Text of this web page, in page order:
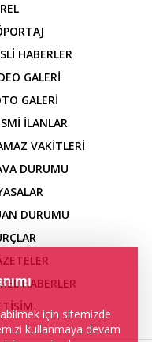
HABERLER
GALERİ
GALERİ
İLANLAR
VAKİTLERİ
DURUMU
DURUMU
HABERLER
için sitemizde
kullanmaya devam